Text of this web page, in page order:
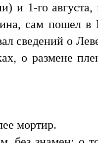
и 1-го августа,
сам пошел в
сведений о
о размене
мортир.